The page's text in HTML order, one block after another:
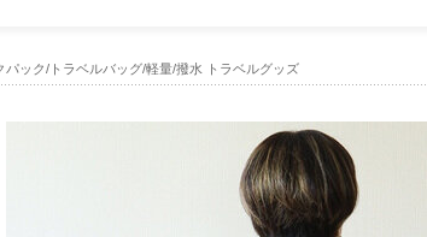
ック/トラベルバッグ/軽量/撥水 トラベルグッズ